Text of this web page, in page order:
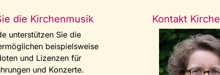
die Kirchenmusik
unterstützen Sie die
beispielsweise
und Lizenzen für
und Konzerte.
Kontakt